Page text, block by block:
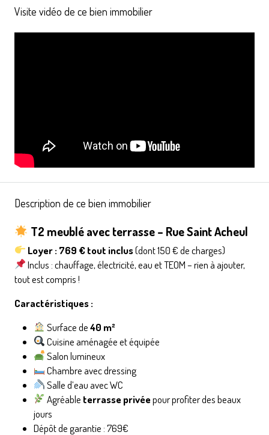
Visite vidéo de ce bien immobilier
Description de ce bien immobilier
T2 meublé avec terrasse – Rue Saint Acheul
Loyer : 769 € tout inclus(dont 150 € de charges)
Inclus : chauffage, électricité, eau et TEOM – rien à ajouter,
tout est compris !
Caractéristiques :
Surface de40 m²
Cuisine aménagée et équipée
Salon lumineux
Chambre avec dressing
Salle d’eau avec WC
Agréable terrasse privéepour profiter des beaux
jours
Dépôt de garantie : 769€